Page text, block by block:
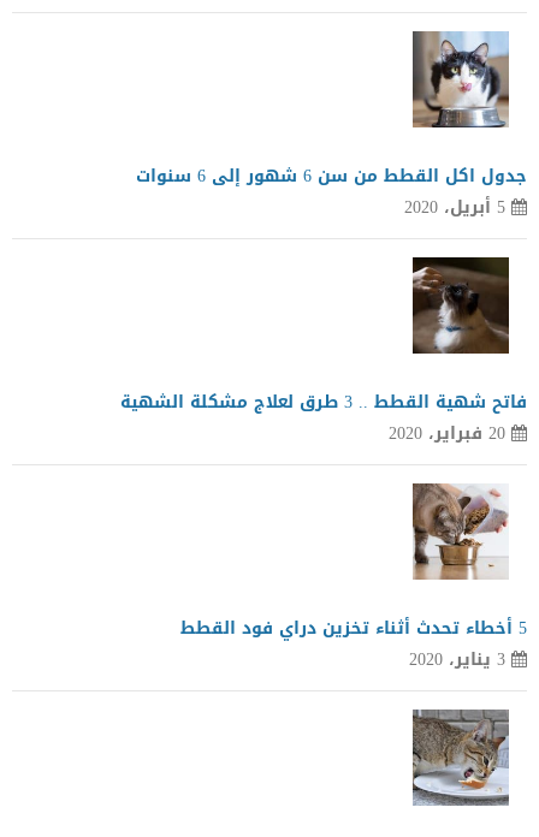
جدول اكل القطط من سن 6 شهور إلى 6 سنوات
5 أبريل، 2020
فاتح شهية القطط .. 3 طرق لعلاج مشكلة الشهية
20 فبراير، 2020
5 أخطاء تحدث أثناء تخزين دراي فود القطط
3 يناير، 2020